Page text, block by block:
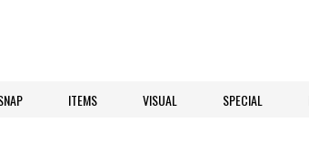
ITEMS VISUAL SPECIAL